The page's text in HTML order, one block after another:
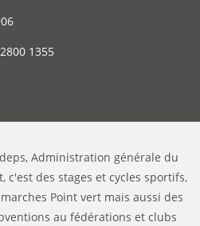
1355
Administration générale du
c'est des stages et cycles sportifs,
Point vert mais aussi des
au fédérations et clubs